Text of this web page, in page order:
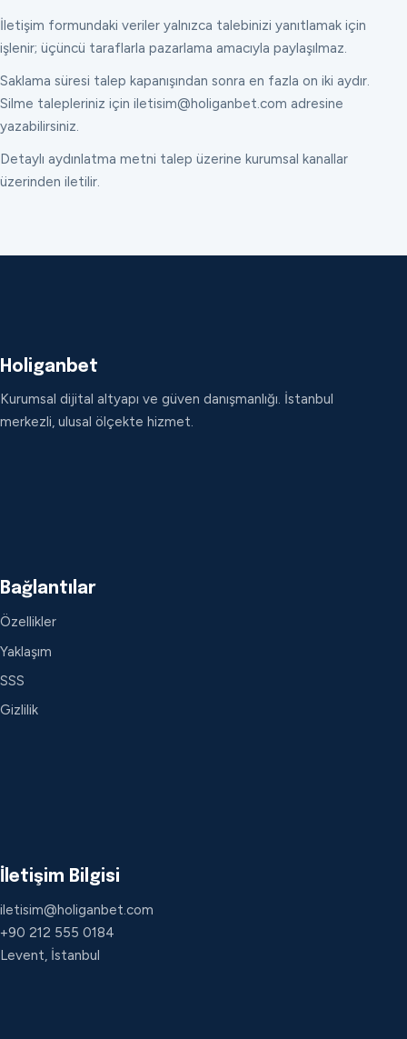
İletişim formundaki veriler yalnızca talebinizi yanıtlamak için
işlenir; üçüncü taraflarla pazarlama amacıyla paylaşılmaz.
Saklama süresi talep kapanışından sonra en fazla on iki aydır.
Silme talepleriniz için iletisim@holiganbet.com adresine
yazabilirsiniz.
Detaylı aydınlatma metni talep üzerine kurumsal kanallar
üzerinden iletilir.
Holiganbet
Kurumsal dijital altyapı ve güven danışmanlığı. İstanbul
merkezli, ulusal ölçekte hizmet.
Bağlantılar
Özellikler
Yaklaşım
SSS
Gizlilik
İletişim Bilgisi
iletisim@holiganbet.com
+90 212 555 0184
Levent, İstanbul